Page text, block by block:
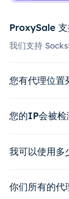
ProxySale 支
我们支持
您有代理位置
您的IP会被检
我可以使用多
你们所有的代